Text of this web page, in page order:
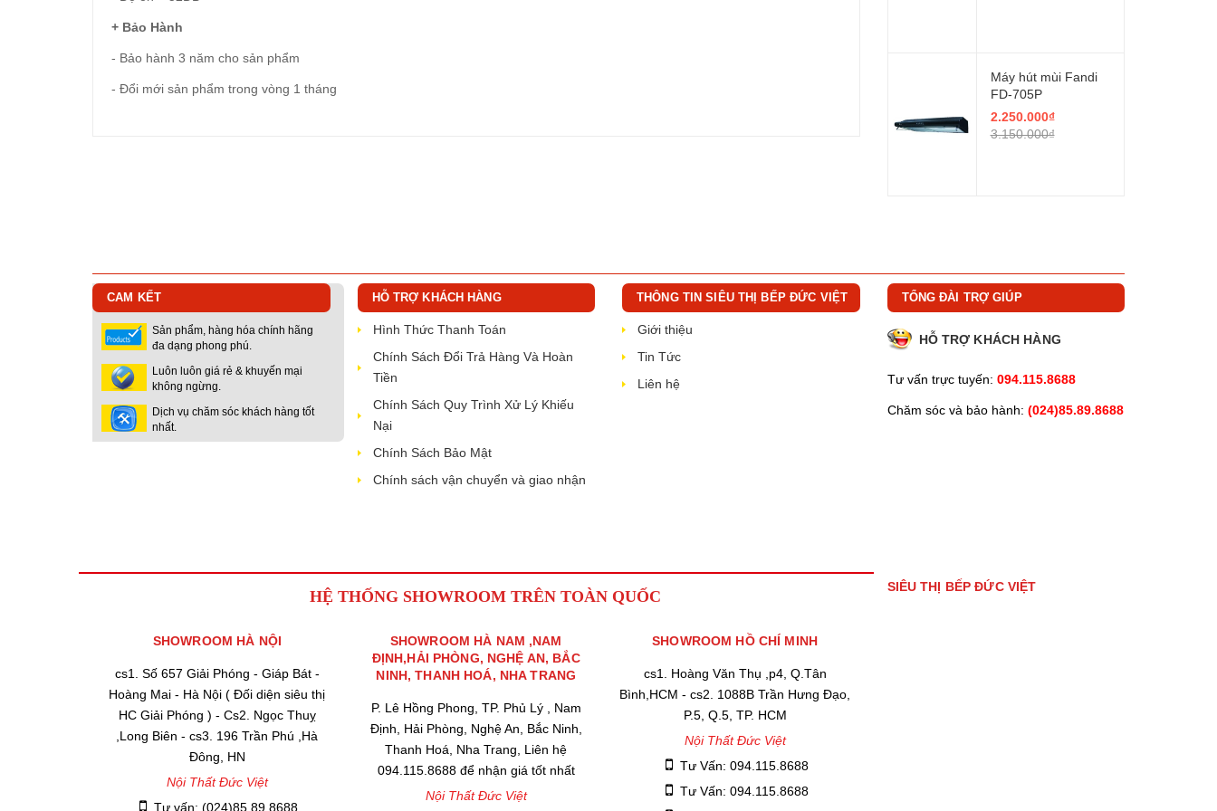
+ Bảo Hành
- Bảo hành 3 năm cho sản phẩm
- Đổi mới sản phẩm trong vòng 1 tháng
Máy hút mùi Fandi
FD-705P
2.250.000₫
3.150.000₫
CAM KẾT
Sản phẩm, hàng hóa chính hãng
đa dạng phong phú.
Luôn luôn giá rẻ & khuyến mại
không ngừng.
Dịch vụ chăm sóc khách hàng tốt
nhất.
HỖ TRỢ KHÁCH HÀNG
Hình Thức Thanh Toán
Chính Sách Đổi Trả Hàng Và Hoàn
Tiền
Chính Sách Quy Trình Xử Lý Khiếu
Nại
Chính Sách Bảo Mật
Chính sách vận chuyển và giao nhận
THÔNG TIN SIÊU THỊ BẾP ĐỨC VIỆT
Giới thiệu
Tin Tức
Liên hệ
TỔNG ĐÀI TRỢ GIÚP
HỖ TRỢ KHÁCH HÀNG
Tư vấn trực tuyến: 094.115.8688
Chăm sóc và bảo hành: (024)85.89.8688
HỆ THỐNG SHOWROOM TRÊN TOÀN QUỐC
SHOWROOM HÀ NỘI
cs1. Số 657 Giải Phóng - Giáp Bát -
Hoàng Mai - Hà Nội ( Đối diện siêu thị
HC Giải Phóng ) - Cs2. Ngọc Thuỵ
,Long Biên - cs3. 196 Trần Phú ,Hà
Đông, HN
Nội Thất Đức Việt
Tư vấn: (024)85.89.8688
SHOWROOM HÀ NAM ,NAM
ĐỊNH,HẢI PHÒNG, NGHỆ AN, BẮC
NINH, THANH HOÁ, NHA TRANG
P. Lê Hồng Phong, TP. Phủ Lý , Nam
Định, Hải Phòng, Nghệ An, Bắc Ninh,
Thanh Hoá, Nha Trang, Liên hệ
094.115.8688 để nhận giá tốt nhất
Nội Thất Đức Việt
SHOWROOM HỒ CHÍ MINH
cs1. Hoàng Văn Thụ ,p4, Q.Tân
Bình,HCM - cs2. 1088B Trần Hưng Đạo,
P.5, Q.5, TP. HCM
Nội Thất Đức Việt
Tư Vấn: 094.115.8688
Tư Vấn: 094.115.8688
SIÊU THỊ BẾP ĐỨC VIỆT